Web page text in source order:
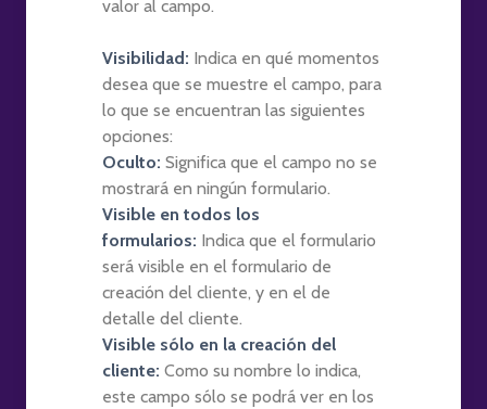
valor al campo.
Visibilidad: Indica en qué momentos
desea que se muestre el campo, para
lo que se encuentran las siguientes
opciones:
Oculto: Significa que el campo no se
mostrará en ningún formulario.
Visible en todos los
formularios: Indica que el formulario
será visible en el formulario de
creación del cliente, y en el de
detalle del cliente.
Visible sólo en la creación del
cliente: Como su nombre lo indica,
este campo sólo se podrá ver en los